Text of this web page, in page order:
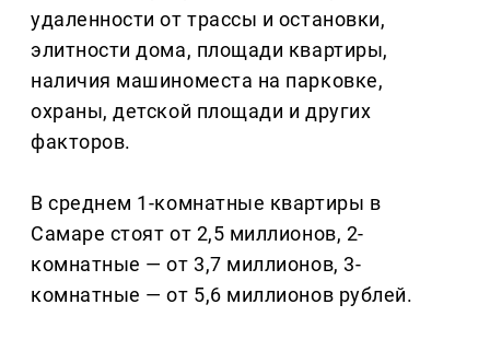
удаленности от трассы и остановки,
элитности дома, площади квартиры,
наличия машиноместа на парковке,
охраны, детской площади и других
факторов.
В среднем 1-комнатные квартиры в
Самаре стоят от 2,5 миллионов, 2-
комнатные — от 3,7 миллионов, 3-
комнатные — от 5,6 миллионов рублей.